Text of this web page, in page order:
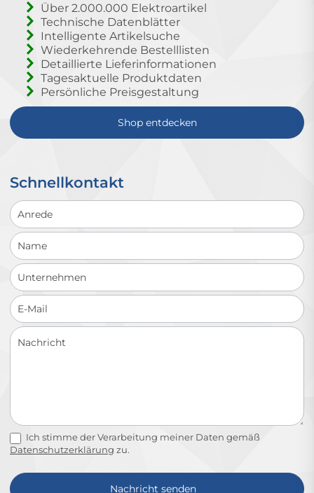
Über 2.000.000 Elektroartikel
Technische Datenblätter
Intelligente Artikelsuche
Wiederkehrende Bestelllisten
Detaillierte Lieferinformationen
Tagesaktuelle Produktdaten
Persönliche Preisgestaltung
Shop entdecken
Schnellkontakt
Schnellkontakt
Ich stimme der Verarbeitung meiner Daten gemäß
Datenschutzerklärung zu.
Nachricht senden